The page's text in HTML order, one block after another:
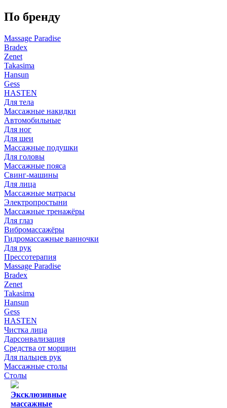
По бренду
Massage Paradise
Bradex
Zenet
Takasima
Hansun
Gess
HASTEN
Для тела
Массажные накидки
Автомобильные
Для ног
Для шеи
Массажные подушки
Для головы
Массажные пояса
Свинг-машины
Для лица
Массажные матрасы
Электропростыни
Массажные тренажёры
Для глаз
Вибромассажёры
Гидромассажные ванночки
Для рук
Прессотерапия
Massage Paradise
Bradex
Zenet
Takasima
Hansun
Gess
HASTEN
Чистка лица
Дарсонвализация
Средства от морщин
Для пальцев рук
Массажные столы
Столы
Эксклюзивные
массажные